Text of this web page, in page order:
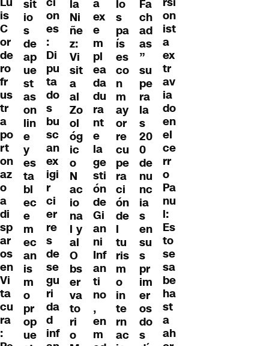
is
C
or
de
ro
fr
us
tr
a
po
rt
on
az
o
a
di
sp
ar
os
en
Vi
ta
cu
ra
:
sit
io
s
de
ap
ue
st
as
on
lin
e
y
es
ta
bl
ec
e
m
ec
an
is
m
o
pr
op
ue
on
es
:
Di
pu
ta
do
s
bu
sc
an
ex
igi
r
ci
er
re
s
de
se
gu
ri
da
d
inf
la
Ni
ñe
z:
Vi
sit
a
al
Zo
ol
óg
ic
o
N
ac
io
na
l y
al
O
bs
er
va
to
ri
o
a
ex
e
m
pl
ea
da
du
ra
nt
e
la
ge
sti
ón
de
Gi
an
ni
Inf
an
ti
no
,
en
m
lo
s
pa
ís
es
co
n
m
ay
or
re
cu
pe
ra
ci
ón
de
l
tu
ris
m
o
in
te
rn
ac
Fa
ch
ad
as
”
su
pe
ra
la
s
20
0
de
nu
nc
ia
s
en
su
s
pr
im
er
os
do
s
on
ist
a
ex
tr
av
ia
do
en
el
ce
rr
o
Pa
nu
l:
Es
to
se
sa
be
ha
st
a
ah